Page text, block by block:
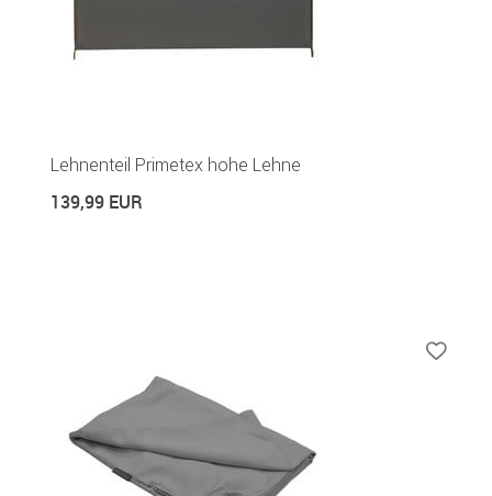
Lehnenteil Primetex hohe Lehne
139,99 EUR